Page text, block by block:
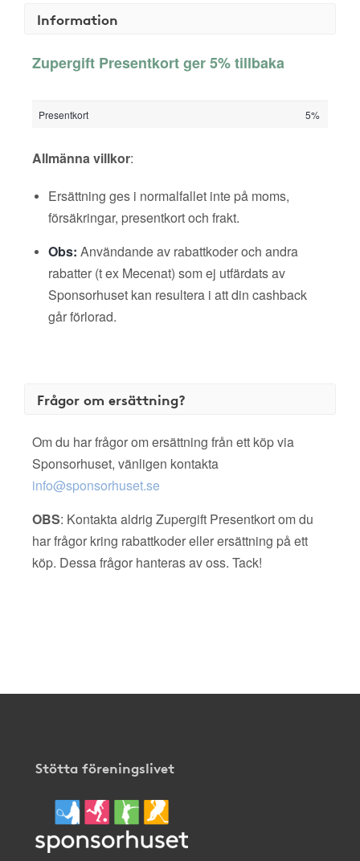
Information
Zupergift Presentkort ger 5% tillbaka
Presentkort 5%
Allmänna villkor:
Ersättning ges i normalfallet inte på moms,
försäkringar, presentkort och frakt.
Obs: Användande av rabattkoder och andra
rabatter (t ex Mecenat) som ej utfärdats av
Sponsorhuset kan resultera i att din cashback
går förlorad.
Frågor om ersättning?
Om du har frågor om ersättning från ett köp via
Sponsorhuset, vänligen kontakta
info@sponsorhuset.se
OBS: Kontakta aldrig Zupergift Presentkort om du
har frågor kring rabattkoder eller ersättning på ett
köp. Dessa frågor hanteras av oss. Tack!
Stötta föreningslivet